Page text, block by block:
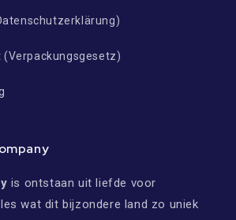
(Verpackungsgesetz)
is ontstaan uit liefde voor
wat dit bijzondere land zo uniek